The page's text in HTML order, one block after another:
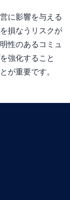
に影響を与える
損なうリスクが
性のあるコミュ
強化すること
が重要です。